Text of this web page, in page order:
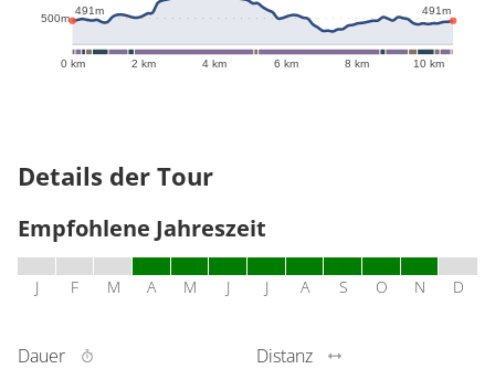
0 km 2 km 4 km 6 km 8 km 10 km
500m
491m 491m
Details der Tour
Empfohlene Jahreszeit
J F M A M J J A S O N D
Dauer Distanz